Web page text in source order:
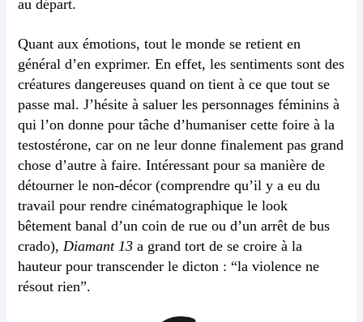
au départ.
Quant aux émotions, tout le monde se retient en
général d’en exprimer. En effet, les sentiments sont des
créatures dangereuses quand on tient à ce que tout se
passe mal. J’hésite à saluer les personnages féminins à
qui l’on donne pour tâche d’humaniser cette foire à la
testostérone, car on ne leur donne finalement pas grand
chose d’autre à faire. Intéressant pour sa manière de
détourner le non-décor (comprendre qu’il y a eu du
travail pour rendre cinématographique le look
bêtement banal d’un coin de rue ou d’un arrêt de bus
crado), Diamant 13 a grand tort de se croire à la
hauteur pour transcender le dicton : “la violence ne
résout rien”.